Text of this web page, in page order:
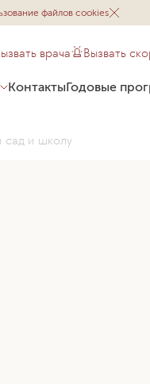
файлов cookies
врача Вызвать
КонтактыГодовые
сад и школу